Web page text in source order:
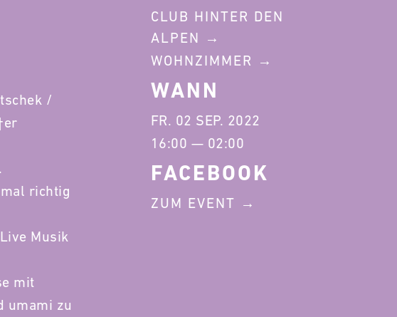
/
richtig
Musik
mit
umami zu
CLUB HINTER DEN
ALPEN
WOHNZIMMER
WANN
FR. 02 SEP. 2022
16:00 — 02:00
FACEBOOK
ZUM EVENT